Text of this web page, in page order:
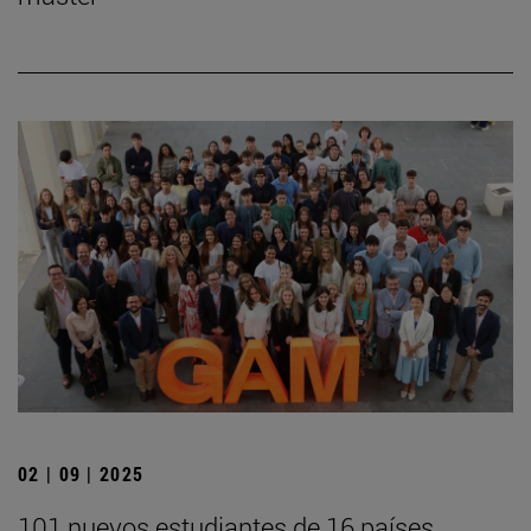
02 | 09 | 2025